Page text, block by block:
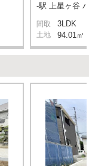
-駅 上星ヶ谷
間取 3LDK
土地 94.01㎡